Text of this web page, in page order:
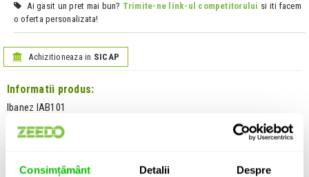
Consimțământ Detalii Despre
Ai gasit un pret mai bun? Trimite-ne link-ul competitorului si iti facem
o oferta personalizata!
Achizitioneaza in SICAP
Informatii produs:
Ibanez IAB101
Husa pentru chitara acustica, compatibila cu modele de tip
dreadnought. Dispune de buzunar pentru accesorii, iar curelele sunt
Unitate de vanzare: bucata